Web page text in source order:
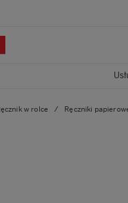
w rolce / Ręczniki